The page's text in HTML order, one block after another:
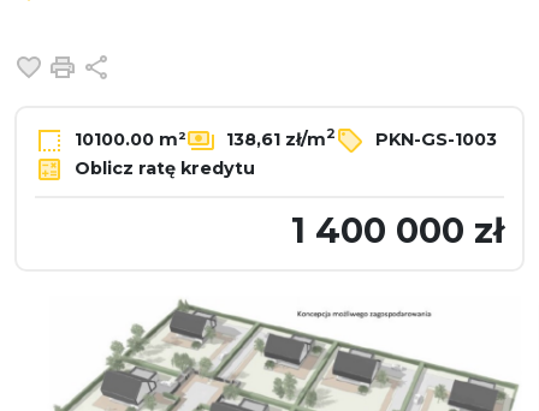
Dodaj do ulubionych
Drukuj
10100.00 m² 138,61 zł/m2
PKN-GS-1003
Oblicz ratę kredytu
1 400 000 zł